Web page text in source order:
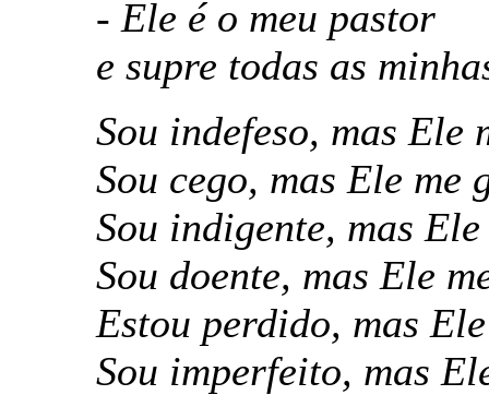
- Ele é o meu pastor
e supre todas as
Sou indefeso, mas Ele
Sou cego, mas Ele me
Sou indigente, mas
Sou doente, mas Ele
Estou perdido, mas
Sou imperfeito, mas